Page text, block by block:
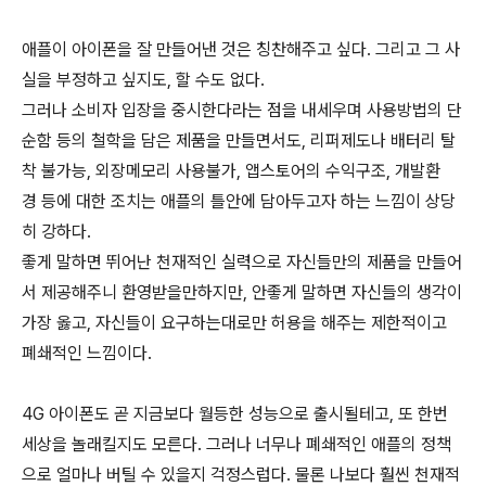
애플이 아이폰을 잘 만들어낸 것은 칭찬해주고 싶다. 그리고 그 사
실을 부정하고 싶지도, 할 수도 없다.
그러나 소비자 입장을 중시한다라는 점을 내세우며 사용방법의 단
순함 등의 철학을 담은 제품을 만들면서도, 리퍼제도나 배터리 탈
착 불가능, 외장메모리 사용불가, 앱스토어의 수익구조, 개발환
경 등에 대한 조치는 애플의 틀안에 담아두고자 하는 느낌이 상당
히 강하다.
좋게 말하면 뛰어난 천재적인 실력으로 자신들만의 제품을 만들어
서 제공해주니 환영받을만하지만, 안좋게 말하면 자신들의 생각이
가장 옳고, 자신들이 요구하는대로만 허용을 해주는 제한적이고
폐쇄적인 느낌이다.
4G 아이폰도 곧 지금보다 월등한 성능으로 출시될테고, 또 한번
세상을 놀래킬지도 모른다. 그러나 너무나 폐쇄적인 애플의 정책
으로 얼마나 버틸 수 있을지 걱정스럽다. 물론 나보다 훨씬 천재적